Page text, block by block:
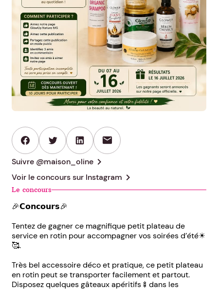
mail
Suivre @maison_oline chevron_right
Voir le concours sur Instagram chevron_right
Le concours
🎉𝗖𝗼𝗻𝗰𝗼𝘂𝗿𝘀🎉
Tentez de gagner ce magnifique petit plateau de
service en rotin pour accompagner vos soirées d’été☀
🥰.
Très bel accessoire déco et pratique, ce petit plateau
en rotin peut se transporter facilement et partout.
Disposez quelques gâteaux apéritifs🍢dans les